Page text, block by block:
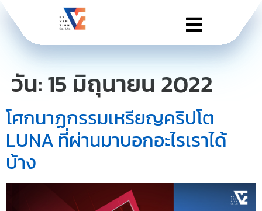
วัน:15 มิถุนายน 2022
โศกนาฏกรรมเหรียญคริปโต
LUNA ที่ผ่านมาบอกอะไรเราได้
บ้าง